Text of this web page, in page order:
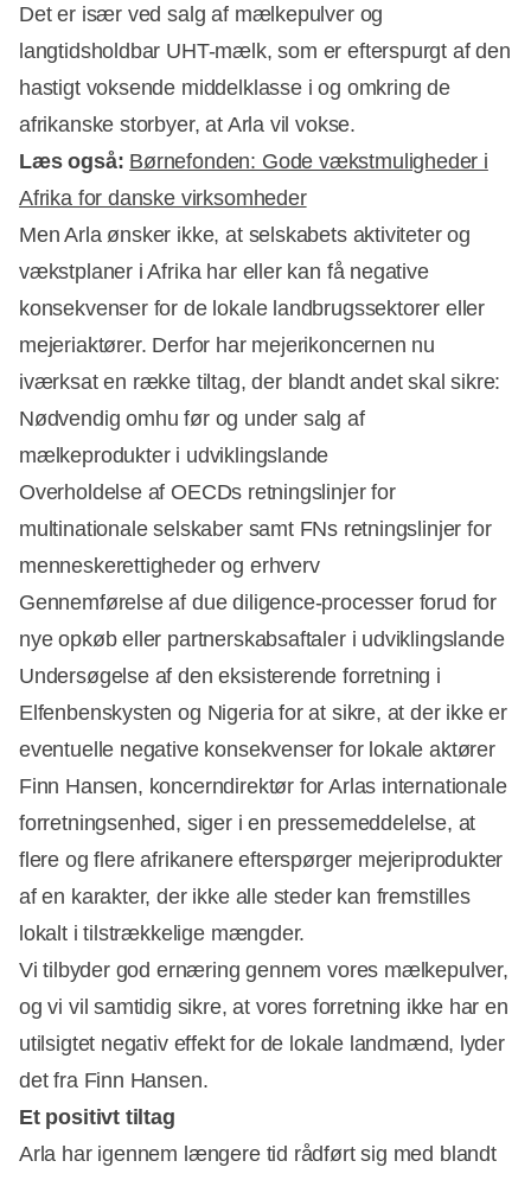
Det er især ved salg af mælkepulver og
langtidsholdbar UHT-mælk, som er efterspurgt af den
hastigt voksende middelklasse i og omkring de
afrikanske storbyer, at Arla vil vokse.
Annonce
Læs også: Børnefonden: Gode vækstmuligheder i
Afrika for danske virksomheder
Men Arla ønsker ikke, at selskabets aktiviteter og
vækstplaner i Afrika har eller kan få negative
konsekvenser for de lokale landbrugssektorer eller
mejeriaktører. Derfor har mejerikoncernen nu
iværksat en række tiltag, der blandt andet skal sikre:
Nødvendig omhu før og under salg af
mælkeprodukter i udviklingslande
Overholdelse af OECDs retningslinjer for
multinationale selskaber samt FNs retningslinjer for
menneskerettigheder og erhverv
Gennemførelse af due diligence-processer forud for
nye opkøb eller partnerskabsaftaler i udviklingslande
Undersøgelse af den eksisterende forretning i
Elfenbenskysten og Nigeria for at sikre, at der ikke er
eventuelle negative konsekvenser for lokale aktører
Finn Hansen, koncerndirektør for Arlas internationale
forretningsenhed, siger i en pressemeddelelse, at
flere og flere afrikanere efterspørger mejeriprodukter
af en karakter, der ikke alle steder kan fremstilles
lokalt i tilstrækkelige mængder.
Vi tilbyder god ernæring gennem vores mælkepulver,
og vi vil samtidig sikre, at vores forretning ikke har en
utilsigtet negativ effekt for de lokale landmænd, lyder
det fra Finn Hansen.
Et positivt tiltag
Arla har igennem længere tid rådført sig med blandt